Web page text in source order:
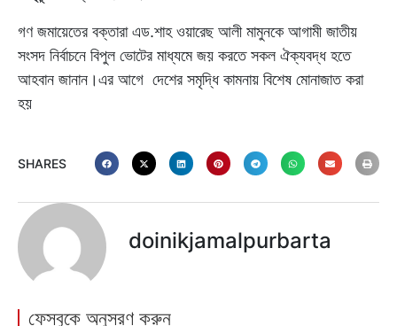
গণ জমায়েতের বক্তারা এড.শাহ ওয়ারেছ আলী মামুনকে আগামী জাতীয়
সংসদ নির্বাচনে বিপুল ভোটের মাধ্যমে জয় করতে সকল ঐক্যবদ্ধ হতে
আহবান জানান।এর আগে দেশের সমৃদ্ধি কামনায় বিশেষ মোনাজাত করা
হয়
SHARES
doinikjamalpurbarta
ফেসবুকে অনুসরণ করুন